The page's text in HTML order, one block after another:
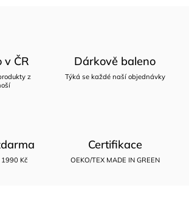
v ČR
z
Dárkově baleno
Týká se každé naší objednávky
Kč
Certifikace
OEKO/TEX MADE IN GREEN